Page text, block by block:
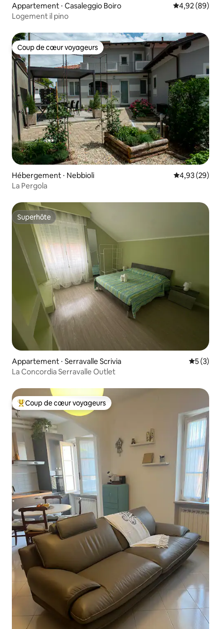
Appartement ⋅ Casaleggio Boiro Évaluation
4,92 (89)
Logement il pino
Coup de cœur voyageurs
Coup de cœur voyageurs
Hébergement ⋅ Nebbioli Évaluation
4,93 (29)
La Pergola
Superhôte
Superhôte
Appartement ⋅ Serravalle Scrivia
5 (3)
La Concordia Serravalle Outlet
Coups de cœur voyageurs les plus appréciés
Coup de cœur voyageurs